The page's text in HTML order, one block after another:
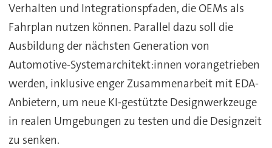
Verhalten und Integrationspfaden, die OEMs als
Fahrplan nutzen können. Parallel dazu soll die
Ausbildung der nächsten Generation von
Automotive-Systemarchitekt:innen vorangetrieben
werden, inklusive enger Zusammenarbeit mit EDA-
Anbietern, um neue KI-gestützte Designwerkzeuge
in realen Umgebungen zu testen und die Designzeit
zu senken.